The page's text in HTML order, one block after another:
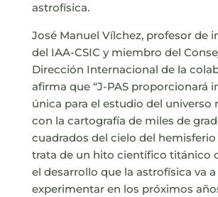
astrofísica.
José Manuel Vílchez, profesor de
del IAA-CSIC y miembro del
Dirección Internacional de la
afirma que “J-PAS proporcionará
única para el estudio del
con la cartografía de miles de
cuadrados del cielo del hemisferio
trata de un hito científico titánico
el desarrollo que la astrofísica va a
experimentar en los próximos